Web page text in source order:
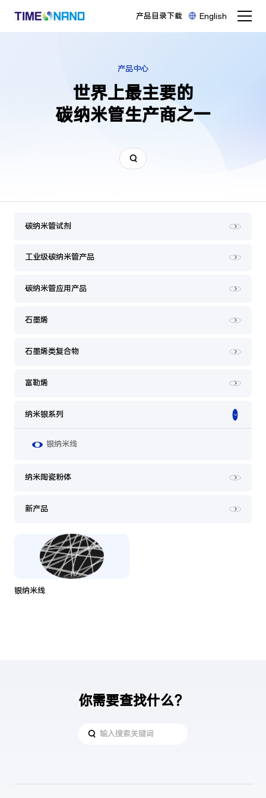
产品目录下载 English
产品中心
世界上最主要的
碳纳米管生产商之一
碳纳米管试剂
工业级碳纳米管产品
碳纳米管应用产品
石墨烯
石墨烯类复合物
富勒烯
纳米银系列
银纳米线
纳米陶瓷粉体
新产品
银纳米线
你需要查找什么？